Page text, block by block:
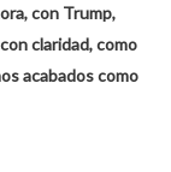
con Trump,
claridad, como
acabados como